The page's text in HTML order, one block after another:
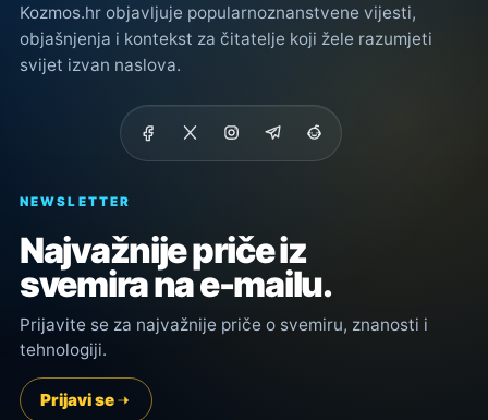
Kozmos.hr objavljuje popularnoznanstvene vijesti,
objašnjenja i kontekst za čitatelje koji žele razumjeti
svijet izvan naslova.
NEWSLETTER
Najvažnije priče iz
svemira na e-mailu.
Prijavite se za najvažnije priče o svemiru, znanosti i
tehnologiji.
Prijavi se